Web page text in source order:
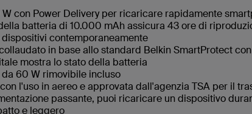
con Power Delivery per ricaricare rapidamente
batteria di 10.000 mAh assicura 43 ore di
contemporaneamente
in base allo standard Belkin SmartProtect
mostra lo stato della batteria
da 60 W rimovibile incluso
l'uso in aereo e approvata dall'agenzia TSA per il
passante, puoi ricaricare un dispositivo
e leggero